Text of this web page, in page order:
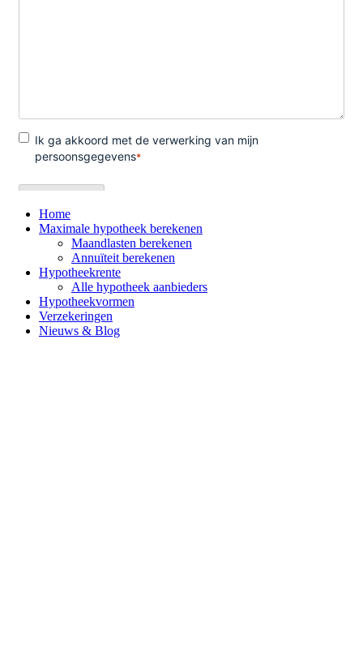
Home
Maximale hypotheek berekenen
Maandlasten berekenen
Annuïteit berekenen
Hypotheekrente
Alle hypotheek aanbieders
Hypotheekvormen
Verzekeringen
Nieuws & Blog